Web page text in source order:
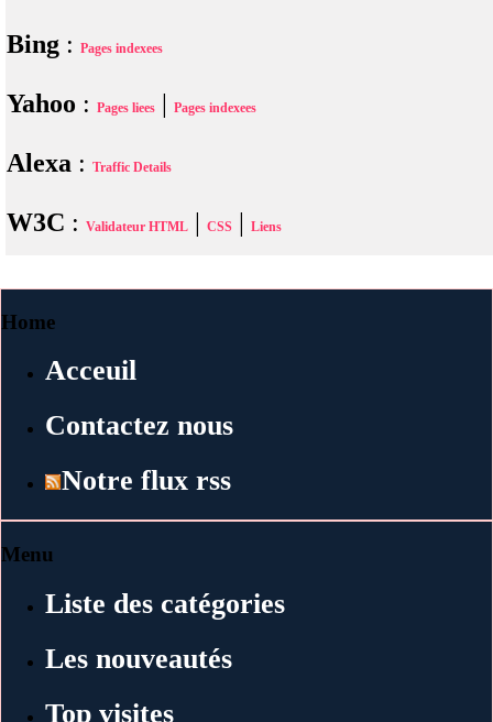
Bing : Pages indexees
Yahoo : Pages liees | Pages indexees
Alexa : Traffic Details
W3C : Validateur HTML | CSS | Liens
Home
Acceuil
Contactez nous
Notre flux rss
Menu
Liste des catégories
Les nouveautés
Top visites